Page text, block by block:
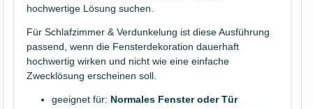
hochwertige Lösung suchen.
Für Schlafzimmer & Verdunkelung ist diese Ausführung
passend, wenn die Fensterdekoration dauerhaft
hochwertig wirken und nicht wie eine einfache
Zwecklösung erscheinen soll.
geeignet für: Normales Fenster oder Tür